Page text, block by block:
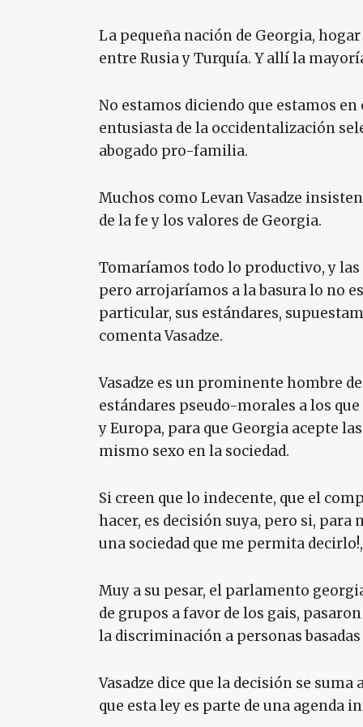
La pequeña nación de Georgia,
entre Rusia y Turquía. Y allí la
No estamos diciendo que estamos
entusiasta de la occidentalización
abogado pro-familia.
Muchos como Levan Vasadze
de la fe y los valores de Georgia.
Tomaríamos todo lo productivo, y
pero arrojaríamos a la basura lo no
particular, sus estándares,
comenta Vasadze.
Vasadze es un prominente hombre
estándares pseudo-morales a los
y Europa, para que Georgia acepte
mismo sexo en la sociedad.
Si creen que lo indecente, que el
hacer, es decisión suya, pero si, para
una sociedad que me permita
Muy a su pesar, el parlamento
de grupos a favor de los gais,
la discriminación a personas
Vasadze dice que la decisión se
que esta ley es parte de una agenda